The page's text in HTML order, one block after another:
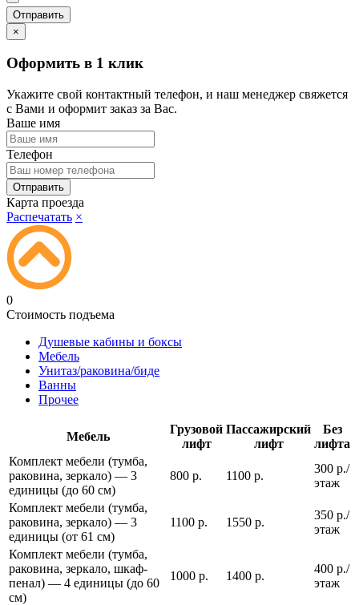
×
Оформить в 1 клик
Укажите свой контактный телефон, и наш менеджер свяжется
с Вами и оформит заказ за Вас.
Ваше имя
Телефон
Карта проезда
Распечатать ×
0
Стоимость подъема
Душевые кабины и боксы
Мебель
Унитаз/раковина/биде
Ванны
Прочее
Мебель
Грузовой
лифт
Пассажирский
лифт
Без
лифта
Комплект мебели (тумба,
раковина, зеркало) — 3
единицы (до 60 см)
800 р. 1100 р.
300 р./
этаж
Комплект мебели (тумба,
раковина, зеркало) — 3
единицы (от 61 см)
1100 р. 1550 р.
350 р./
этаж
Комплект мебели (тумба,
раковина, зеркало, шкаф-
пенал) — 4 единицы (до 60
см)
1000 р. 1400 р.
400 р./
этаж